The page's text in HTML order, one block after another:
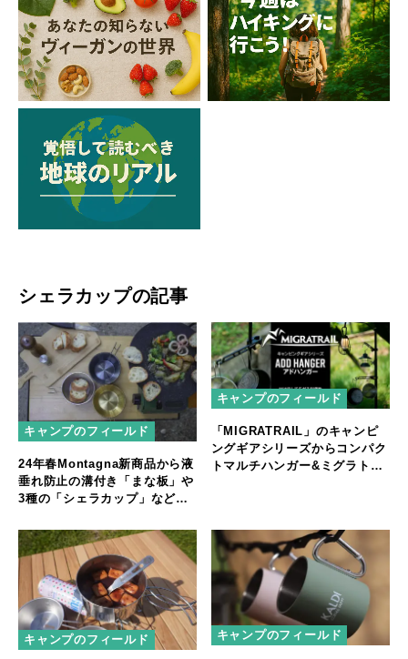
シェラカップの記事
キャンプのフィールド
24年春Montagna新商品から液
垂れ防止の溝付き「まな板」や
3種の「シェラカップ」など普
場
キャンプのフィールド
「MIGRATRAIL」のキャンピ
ングギアシリーズからコンパク
トマルチハンガー&ミグラトレ
キャンプのフィールド キャンプのフィールド